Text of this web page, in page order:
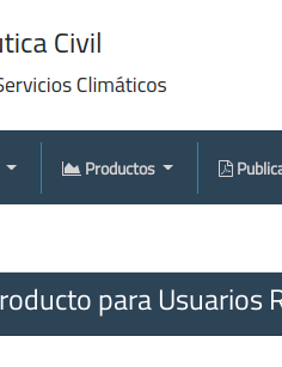
Productos
para Usuarios